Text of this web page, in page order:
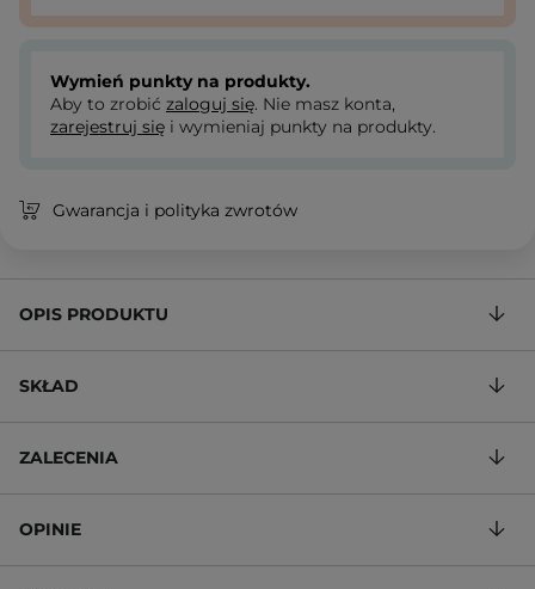
Wymień punkty na produkty.
Aby to zrobić zaloguj się. Nie masz konta,
zarejestruj się i wymieniaj punkty na produkty.
Gwarancja i polityka zwrotów
OPIS PRODUKTU
SKŁAD
ZALECENIA
OPINIE